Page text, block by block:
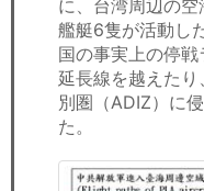
労務顧問
ＩＴ
飲食店情報
に、台湾周辺の空
艦艇6隻が活動し
国の事実上の停
延長線を越えた
別圏（ADIZ）に
た。